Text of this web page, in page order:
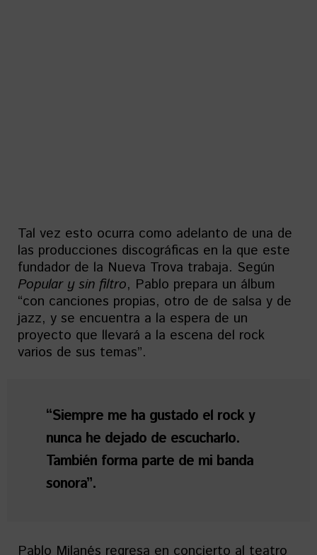
Tal vez esto ocurra como adelanto de una de
las producciones discográficas en la que este
fundador de la Nueva Trova trabaja. Según
Popular y sin filtro, Pablo prepara un álbum
“con canciones propias, otro de de salsa y de
jazz, y se encuentra a la espera de un
proyecto que llevará a la escena del rock
varios de sus temas”.
“Siempre me ha gustado el rock y
nunca he dejado de escucharlo.
También forma parte de mi banda
sonora”.
Pablo Milanés regresa en concierto al teatro